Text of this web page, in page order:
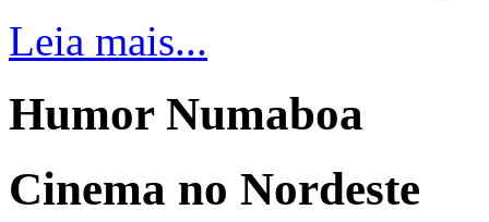
Leia mais...
Humor Numaboa
Cinema no Nordeste